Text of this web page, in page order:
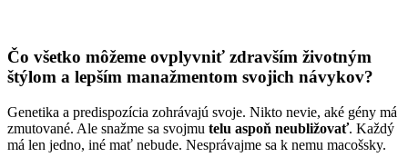
Čo všetko môžeme ovplyvniť zdravším životným
štýlom a lepším manažmentom svojich návykov?
Genetika a predispozícia zohrávajú svoje. Nikto nevie, aké gény má
zmutované. Ale snažme sa svojmu telu aspoň neubližovať. Každý
má len jedno, iné mať nebude. Nesprávajme sa k nemu macošsky.